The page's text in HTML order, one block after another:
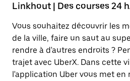
Linkhout | Des courses 24
Vous souhaitez découvrir les
de la ville, faire un saut au
rendre à d'autres endroits ?
trajet avec UberX. Dans cette
l'application Uber vous met en